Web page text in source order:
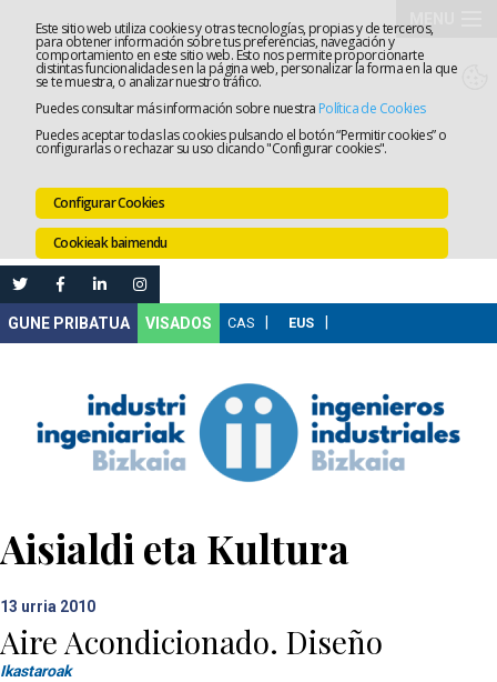
Este sitio web utiliza cookies y otras tecnologías, propias y de terceros,
para obtener información sobre tus preferencias, navegación y
comportamiento en este sitio web. Esto nos permite proporcionarte
distintas funcionalidades en la página web, personalizar la forma en la que
se te muestra, o analizar nuestro tráfico.
Puedes consultar más información sobre nuestra Política de Cookies
Puedes aceptar todas las cookies pulsando el botón “Permitir cookies” o
configurarlas o rechazar su uso clicando "Configurar cookies".
Configurar Cookies
Cookieak baimendu
VISADOS
Aisialdi eta Kultura
13 urria 2010
Aire Acondicionado. Diseño
Ikastaroak
Elkargoa
Lanaren
Leihatila